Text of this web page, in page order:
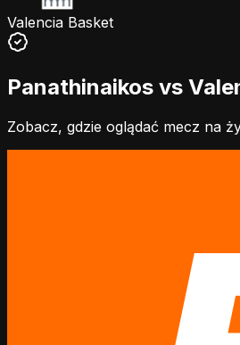
Valencia Basket
Panathinaikos vs
Zobacz, gdzie oglądać mecz na